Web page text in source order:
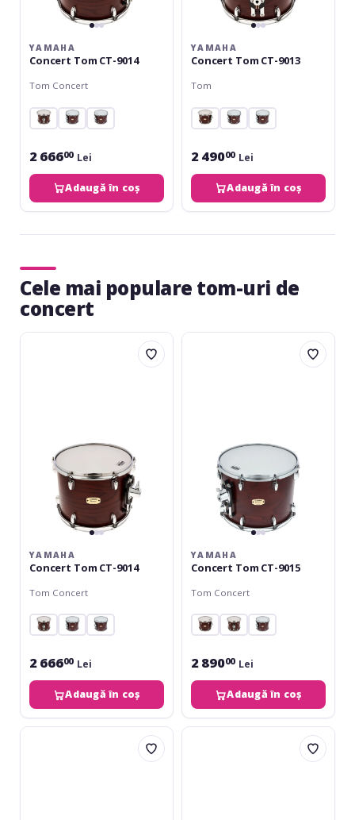
YAMAHA
Concert Tom CT-9014
Tom Concert
2 66600 Lei
Adaugă în coș
YAMAHA
Concert Tom CT-9013
Tom
2 49000 Lei
Adaugă în coș
Cele mai populare tom-uri de
concert
Yamaha
YAMAHA
Concert Tom CT-9014
Tom Concert
2 66600 Lei
Adaugă în coș
Yamaha
YAMAHA
Concert Tom CT-9015
Tom Concert
2 89000 Lei
Adaugă în coș
Yamaha
Yamaha